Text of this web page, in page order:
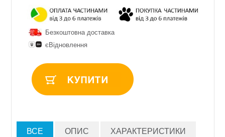
Безкоштовна доставка
єВідновлення
ВСЕ ОПИС ХАРАКТЕРИСТИКИ